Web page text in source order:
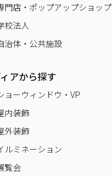
門店・ポップアップショップ
校法人
治体・公共施設
アから探す
ョーウィンドウ・VP
内装飾
外装飾
ルミネーション
覧会